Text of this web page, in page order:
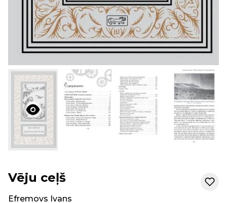
Vēju ceļš
Efremovs Ivans